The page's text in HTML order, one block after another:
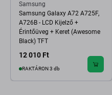
Samsung
Samsung Galaxy A72 A725F,
A726B - LCD Kijelző +
Érintőüveg + Keret (Awesome
Black) TFT
12 010 Ft
RAKTÁRON 3 db